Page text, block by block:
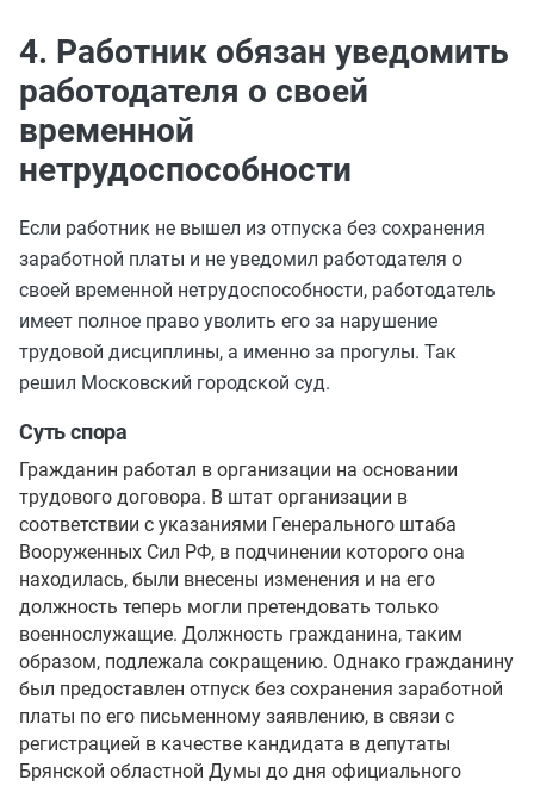
4. Работник обязан уведомить
работодателя о своей
временной
нетрудоспособности
Если работник не вышел из отпуска без сохранения
заработной платы и не уведомил работодателя о
своей временной нетрудоспособности, работодатель
имеет полное право уволить его за нарушение
трудовой дисциплины, а именно за прогулы. Так
решил Московский городской суд.
Суть спора
Гражданин работал в организации на основании
трудового договора. В штат организации в
соответствии с указаниями Генерального штаба
Вооруженных Сил РФ, в подчинении которого она
находилась, были внесены изменения и на его
должность теперь могли претендовать только
военнослужащие. Должность гражданина, таким
образом, подлежала сокращению. Однако гражданину
был предоставлен отпуск без сохранения заработной
платы по его письменному заявлению, в связи с
регистрацией в качестве кандидата в депутаты
Брянской областной Думы до дня официального